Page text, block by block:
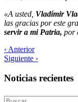
«A usted, Vladímir
las gracias por este
servir a mi Patria, por
‹ Anterior
Siguiente ›
Noticias recientes